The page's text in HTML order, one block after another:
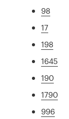
98
17
198
1645
190
1790
996